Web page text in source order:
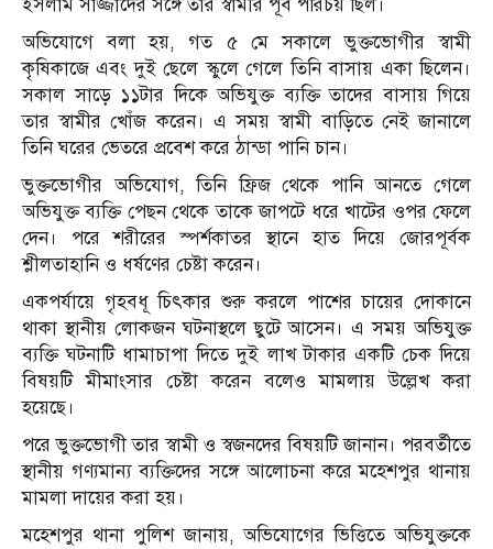
ইসলাম সাজ্জাদের সঙ্গে তার স্বামীর পূর্ব পরিচয় ছিল।
অভিযোগে বলা হয়, গত ৫ মে সকালে ভুক্তভোগীর স্বামী
কৃষিকাজে এবং দুই ছেলে স্কুলে গেলে তিনি বাসায় একা ছিলেন।
সকাল সাড়ে ১১টার দিকে অভিযুক্ত ব্যক্তি তাদের বাসায় গিয়ে
তার স্বামীর খোঁজ করেন। এ সময় স্বামী বাড়িতে নেই জানালে
তিনি ঘরের ভেতরে প্রবেশ করে ঠান্ডা পানি চান।
ভুক্তভোগীর অভিযোগ, তিনি ফ্রিজ থেকে পানি আনতে গেলে
অভিযুক্ত ব্যক্তি পেছন থেকে তাকে জাপটে ধরে খাটের ওপর ফেলে
দেন। পরে শরীরের স্পর্শকাতর স্থানে হাত দিয়ে জোরপূর্বক
শ্লীলতাহানি ও ধর্ষণের চেষ্টা করেন।
একপর্যায়ে গৃহবধূ চিৎকার শুরু করলে পাশের চায়ের দোকানে
থাকা স্থানীয় লোকজন ঘটনাস্থলে ছুটে আসেন। এ সময় অভিযুক্ত
ব্যক্তি ঘটনাটি ধামাচাপা দিতে দুই লাখ টাকার একটি চেক দিয়ে
বিষয়টি মীমাংসার চেষ্টা করেন বলেও মামলায় উল্লেখ করা
হয়েছে।
পরে ভুক্তভোগী তার স্বামী ও স্বজনদের বিষয়টি জানান। পরবর্তীতে
স্থানীয় গণ্যমান্য ব্যক্তিদের সঙ্গে আলোচনা করে মহেশপুর থানায়
মামলা দায়ের করা হয়।
মহেশপুর থানা পুলিশ জানায়, অভিযোগের ভিত্তিতে অভিযুক্তকে